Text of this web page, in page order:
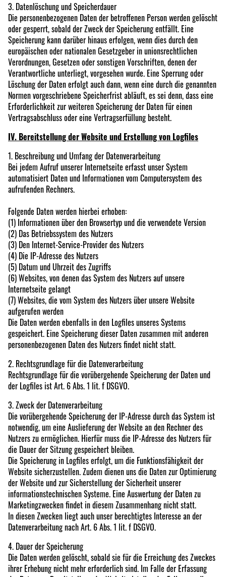
3. Datenlöschung und Speicherdauer
Die personenbezogenen Daten der betroffenen Person werden gelöscht
oder gesperrt, sobald der Zweck der Speicherung entfällt. Eine
Speicherung kann darüber hinaus erfolgen, wenn dies durch den
europäischen oder nationalen Gesetzgeber in unionsrechtlichen
Verordnungen, Gesetzen oder sonstigen Vorschriften, denen der
Verantwortliche unterliegt, vorgesehen wurde. Eine Sperrung oder
Löschung der Daten erfolgt auch dann, wenn eine durch die genannten
Normen vorgeschriebene Speicherfrist abläuft, es sei denn, dass eine
Erforderlichkeit zur weiteren Speicherung der Daten für einen
Vertragsabschluss oder eine Vertragserfüllung besteht.
IV. Bereitstellung der Website und Erstellung von Logfiles
1. Beschreibung und Umfang der Datenverarbeitung
Bei jedem Aufruf unserer Internetseite erfasst unser System
automatisiert Daten und Informationen vom Computersystem des
aufrufenden Rechners.
Folgende Daten werden hierbei erhoben:
(1) Informationen über den Browsertyp und die verwendete Version
(2) Das Betriebssystem des Nutzers
(3) Den Internet-Service-Provider des Nutzers
(4) Die IP-Adresse des Nutzers
(5) Datum und Uhrzeit des Zugriffs
(6) Websites, von denen das System des Nutzers auf unsere
Internetseite gelangt
(7) Websites, die vom System des Nutzers über unsere Website
aufgerufen werden
Die Daten werden ebenfalls in den Logfiles unseres Systems
gespeichert. Eine Speicherung dieser Daten zusammen mit anderen
personenbezogenen Daten des Nutzers findet nicht statt.
2. Rechtsgrundlage für die Datenverarbeitung
Rechtsgrundlage für die vorübergehende Speicherung der Daten und
der Logfiles ist Art. 6 Abs. 1 lit. f DSGVO.
3. Zweck der Datenverarbeitung
Die vorübergehende Speicherung der IP-Adresse durch das System ist
notwendig, um eine Auslieferung der Website an den Rechner des
Nutzers zu ermöglichen. Hierfür muss die IP-Adresse des Nutzers für
die Dauer der Sitzung gespeichert bleiben.
Die Speicherung in Logfiles erfolgt, um die Funktionsfähigkeit der
Website sicherzustellen. Zudem dienen uns die Daten zur Optimierung
der Website und zur Sicherstellung der Sicherheit unserer
informationstechnischen Systeme. Eine Auswertung der Daten zu
Marketingzwecken findet in diesem Zusammenhang nicht statt.
In diesen Zwecken liegt auch unser berechtigtes Interesse an der
Datenverarbeitung nach Art. 6 Abs. 1 lit. f DSGVO.
4. Dauer der Speicherung
Die Daten werden gelöscht, sobald sie für die Erreichung des Zweckes
ihrer Erhebung nicht mehr erforderlich sind. Im Falle der Erfassung